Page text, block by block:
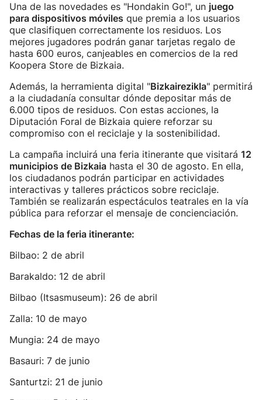
Una de las novedades es "Hondakin Go!", un juego
para dispositivos móviles que premia a los usuarios
que clasifiquen correctamente los residuos. Los
mejores jugadores podrán ganar tarjetas regalo de
hasta 600 euros, canjeables en comercios de la red
Koopera Store de Bizkaia.
Además, la herramienta digital "Bizkairezikla" permitirá
a la ciudadanía consultar dónde depositar más de
6.000 tipos de residuos. Con estas acciones, la
Diputación Foral de Bizkaia quiere reforzar su
compromiso con el reciclaje y la sostenibilidad.
La campaña incluirá una feria itinerante que visitará 12
municipios de Bizkaia hasta el 30 de agosto. En ella,
los ciudadanos podrán participar en actividades
interactivas y talleres prácticos sobre reciclaje.
También se realizarán espectáculos teatrales en la vía
pública para reforzar el mensaje de concienciación.
Fechas de la feria itinerante:
Bilbao: 2 de abril
Barakaldo: 12 de abril
Bilbao (Itsasmuseum): 26 de abril
Zalla: 10 de mayo
Mungia: 24 de mayo
Basauri: 7 de junio
Santurtzi: 21 de junio